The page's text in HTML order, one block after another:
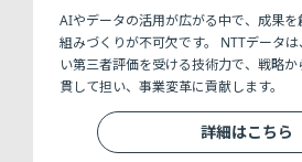
AIやデータの活用が広がる中で、成果
組みづくりが不可欠です。 NTTデータ
い第三者評価を受ける技術力で、戦略
貫して担い、事業変革に貢献します。
詳細はこちら